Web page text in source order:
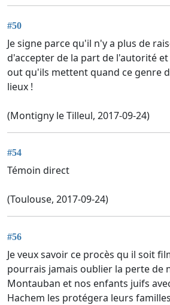
#50
Je signe parce qu'il n'y a plus de
d'accepter de la part de l'autorité
out qu'ils mettent quand ce genre
lieux !
(Montigny le Tilleul, 2017-09-24)
#54
Témoin direct
(Toulouse, 2017-09-24)
#56
Je veux savoir ce procès qu il soit
pourrais jamais oublier la perte de
Montauban et nos enfants juifs
Hachem les protégera leurs